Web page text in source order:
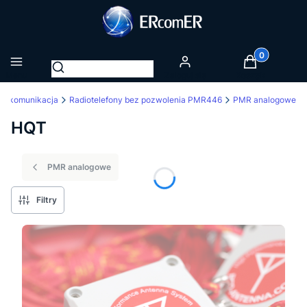
Otwórz wyszukiwarkę Produkty w
Radiotelefony bez pozwolenia PMR446 PMR analogowe
HQT
PMR analogowe
Filtry